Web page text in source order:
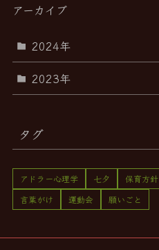
アーカイブ
2024年
2023年
タグ
アドラー心理学 七夕 保育方針
言葉がけ
運動会 願いごと